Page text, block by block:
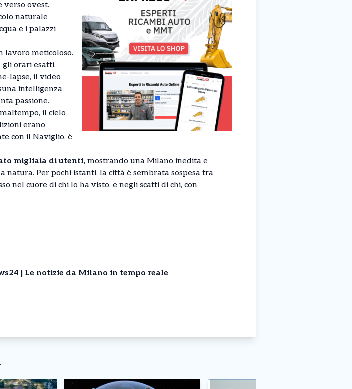
verso ovest.
naturale
e i palazzi
lavoro meticoloso.
gli orari esatti,
lapse, il video
intelligenza
passione.
il cielo
erano
con il Naviglio, è
migliaia di utenti, mostrando una Milano inedita e
Per pochi istanti, la città è sembrata sospesa tra
nel cuore di chi lo ha visto, e negli scatti di chi, con
| Le notizie da Milano in tempo reale